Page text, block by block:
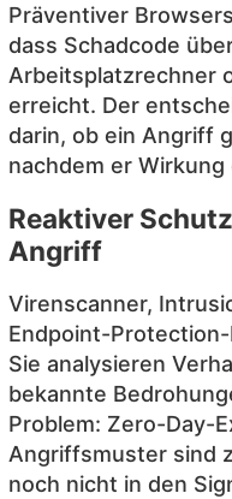
Präventiver
dass Schadcode
Arbeitsplatzrechner
erreicht. Der
darin, ob ein Angriff
nachdem er
Reaktiver
Angriff
Virenscanner,
Endpoint-
Sie analysieren
bekannte
Problem: Zero-Day-
Angriffsmuster sind
noch nicht in den